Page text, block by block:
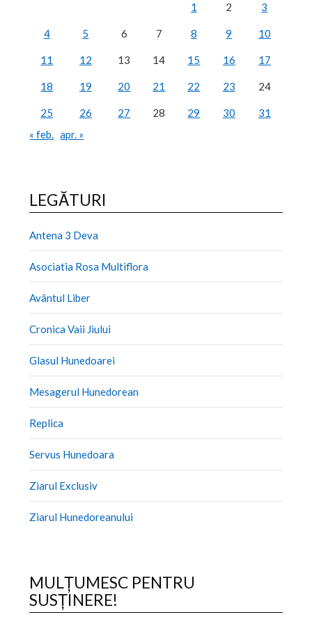
1
2 3
4 5 6 7 8 9 10
11 12 13 14 15 16 17
18 19 20 21 22 23 24
25 26 27 28 29 30
31
« feb. apr. »
LEGĂTURI
Antena 3 Deva
Asociatia Rosa Multiflora
Avântul Liber
Cronica Vaii Jiului
Glasul Hunedoarei
Mesagerul Hunedorean
Replica
Servus Hunedoara
Ziarul Exclusiv
Ziarul Hunedoreanului
MULȚUMESC PENTRU
SUSȚINERE!